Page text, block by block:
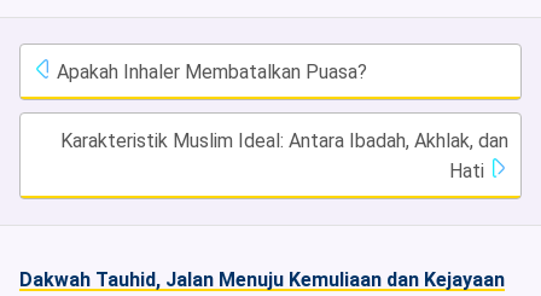
Apakah Inhaler Membatalkan Puasa?
Karakteristik Muslim Ideal: Antara Ibadah, Akhlak, dan
Hati
Dakwah Tauhid, Jalan Menuju Kemuliaan dan Kejayaan